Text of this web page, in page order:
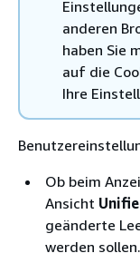
anderen
haben Sie
auf die
Ihre
Ob beim
Ansicht
geänderte
werden sollen.